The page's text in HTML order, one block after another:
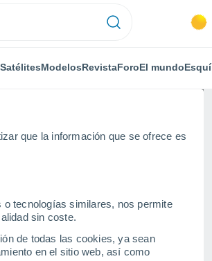
que la información que se ofrece es
o tecnologías similares, nos permite
sin coste.
de todas las cookies, ya sean
en el sitio web, así como
SatélitesModelosRevistaForoEl mundoEsquí